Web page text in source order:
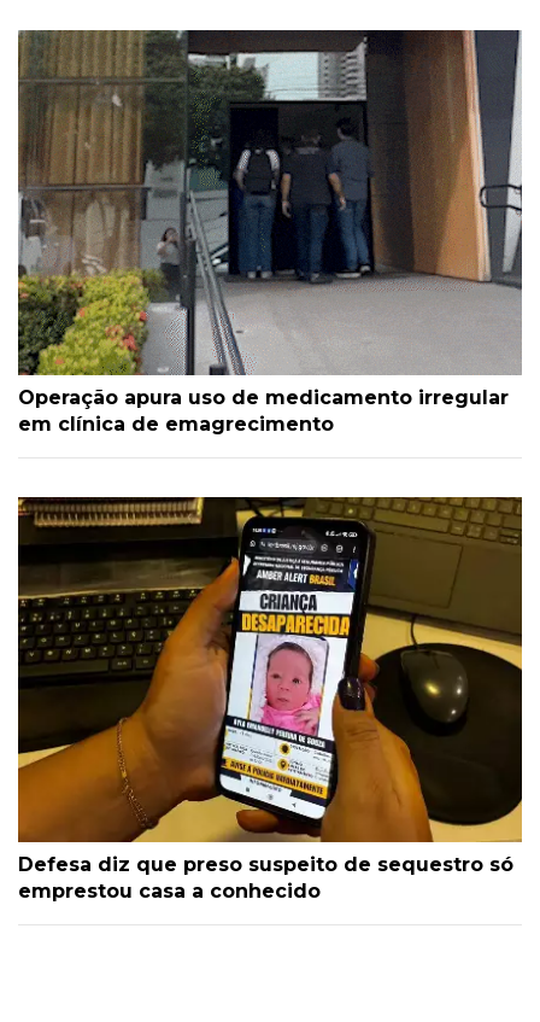
Operação apura uso de medicamento irregular
em clínica de emagrecimento
Defesa diz que preso suspeito de sequestro só
emprestou casa a conhecido